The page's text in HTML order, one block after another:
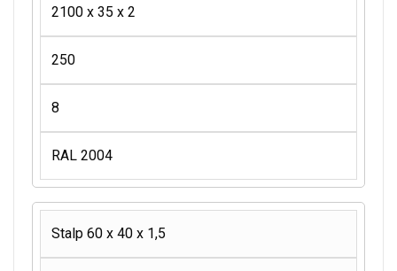
2100 x 35 x 2
250
8
RAL 2004
Stalp 60 x 40 x 1,5